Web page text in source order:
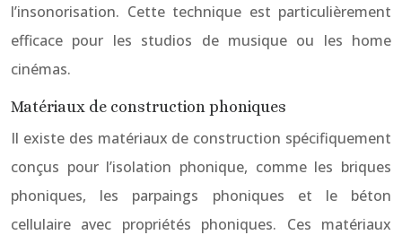
l’insonorisation. Cette technique est particulièrement
efficace pour les studios de musique ou les home
cinémas.
Matériaux de construction phoniques
Il existe des matériaux de construction spécifiquement
conçus pour l’isolation phonique, comme les briques
phoniques, les parpaings phoniques et le béton
cellulaire avec propriétés phoniques. Ces matériaux